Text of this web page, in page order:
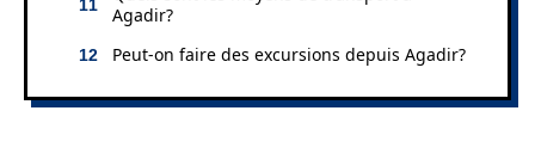
Agadir?
Peut-on faire des excursions depuis Agadir?